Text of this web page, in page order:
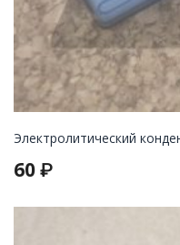
Электролитический
60 ₽